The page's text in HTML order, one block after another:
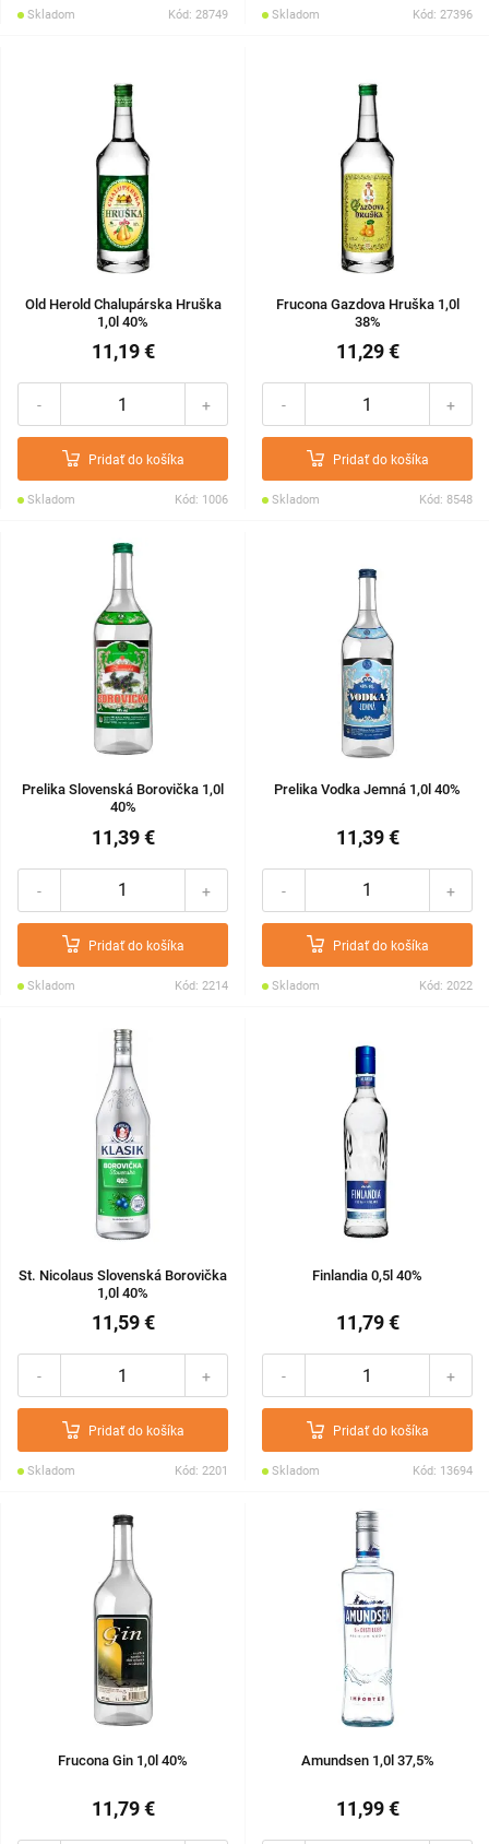
Skladom Kód: 28749 Skladom Kód: 27396
Old Herold Chalupárska Hruška
1,0l 40%
11,19 €
- +
Pridať do košíka
Skladom Kód: 1006
Frucona Gazdova Hruška 1,0l
38%
11,29 €
- +
Pridať do košíka
Skladom Kód: 8548
Prelika Slovenská Borovička 1,0l
40%
11,39 €
- +
Pridať do košíka
Skladom Kód: 2214
Prelika Vodka Jemná 1,0l 40%
11,39 €
- +
Pridať do košíka
Skladom Kód: 2022
St. Nicolaus Slovenská Borovička
1,0l 40%
11,59 €
- +
Pridať do košíka
Skladom Kód: 2201
Finlandia 0,5l 40%
11,79 €
- +
Pridať do košíka
Skladom Kód: 13694
Frucona Gin 1,0l 40%
11,79 €
Amundsen 1,0l 37,5%
11,99 €